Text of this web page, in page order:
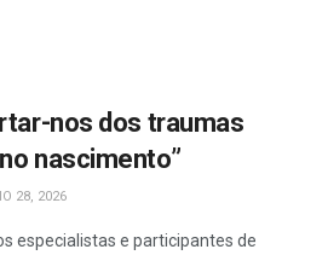
nos dos traumas
nascimento”
28, 2026
especialistas e participantes de